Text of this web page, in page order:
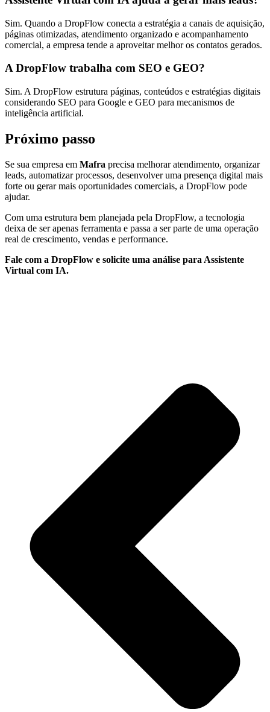
Sim. Quando a DropFlow conecta a estratégia a canais de aquisição,
páginas otimizadas, atendimento organizado e acompanhamento
comercial, a empresa tende a aproveitar melhor os contatos gerados.
A DropFlow trabalha com SEO e GEO?
Sim. A DropFlow estrutura páginas, conteúdos e estratégias digitais
considerando SEO para Google e GEO para mecanismos de
inteligência artificial.
Próximo passo
Se sua empresa em Mafra precisa melhorar atendimento, organizar
leads, automatizar processos, desenvolver uma presença digital mais
forte ou gerar mais oportunidades comerciais, a DropFlow pode
ajudar.
Com uma estrutura bem planejada pela DropFlow, a tecnologia
deixa de ser apenas ferramenta e passa a ser parte de uma operação
real de crescimento, vendas e performance.
Fale com a DropFlow e solicite uma análise para Assistente
Virtual com IA.